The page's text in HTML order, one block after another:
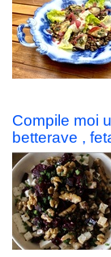
Compile moi
betterave ,